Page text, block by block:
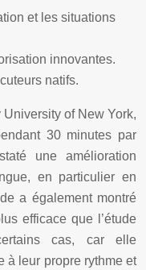
et les situations
innovantes.
natifs.
of New York,
30 minutes par
une amélioration
en particulier en
a également montré
efficace que l’étude
cas, car elle
à leur propre rythme et